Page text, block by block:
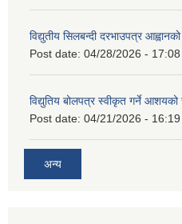
विद्युतीय सिलबन्दी दरभाउपत्र
Post date: 04/28/2026 - 17:08
विद्युतिय बोलपत्र स्वीकृत गर्ने
Post date: 04/21/2026 - 16:19
अन्य